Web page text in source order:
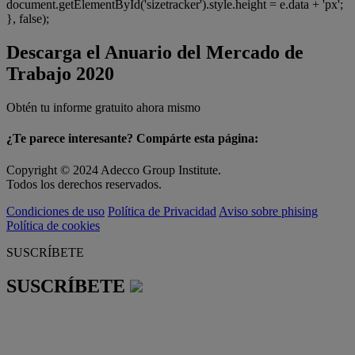
document.getElementById('sizetracker').style.height = e.data + 'px';
}, false);
Descarga el Anuario del Mercado de
Trabajo 2020
Obtén tu informe gratuito ahora mismo
¿Te parece interesante? Compárte esta página:
Copyright © 2024 Adecco Group Institute.
Todos los derechos reservados.
Condiciones de uso Política de Privacidad Aviso sobre phising
Política de cookies
SUSCRÍBETE
SUSCRÍBETE